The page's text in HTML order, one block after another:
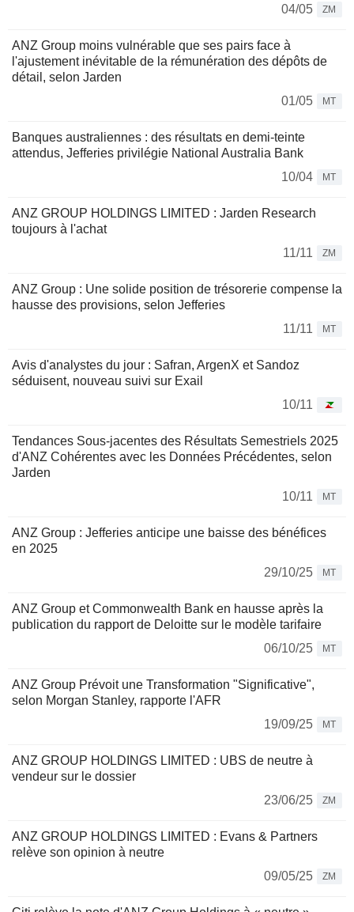
04/05 ZM
ANZ Group moins vulnérable que ses pairs face à
l'ajustement inévitable de la rémunération des dépôts de
détail, selon Jarden
01/05
MT
Banques australiennes : des résultats en demi-teinte
attendus, Jefferies privilégie National Australia Bank
10/04
MT
ANZ GROUP HOLDINGS LIMITED : Jarden Research
toujours à l'achat
11/11
ZM
ANZ Group : Une solide position de trésorerie compense la
hausse des provisions, selon Jefferies
11/11
MT
Avis d'analystes du jour : Safran, ArgenX et Sandoz
séduisent, nouveau suivi sur Exail
10/11
Tendances Sous-jacentes des Résultats Semestriels 2025
d'ANZ Cohérentes avec les Données Précédentes, selon
Jarden
10/11
MT
ANZ Group : Jefferies anticipe une baisse des bénéfices
en 2025
29/10/25
MT
ANZ Group et Commonwealth Bank en hausse après la
publication du rapport de Deloitte sur le modèle tarifaire
06/10/25
MT
ANZ Group Prévoit une Transformation "Significative",
selon Morgan Stanley, rapporte l'AFR
19/09/25
MT
ANZ GROUP HOLDINGS LIMITED : UBS de neutre à
vendeur sur le dossier
23/06/25
ZM
ANZ GROUP HOLDINGS LIMITED : Evans & Partners
relève son opinion à neutre
09/05/25
ZM